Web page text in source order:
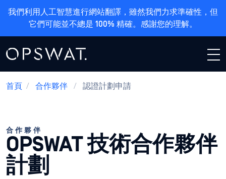
我們利用人工智慧進行網站翻譯，雖然我們力求準確性，但
它們可能並不總是 100% 精確。感謝您的理解。
首頁 / 合作夥伴 / 認證計劃申請
合作夥伴
OPSWAT 技術合作夥伴
計劃